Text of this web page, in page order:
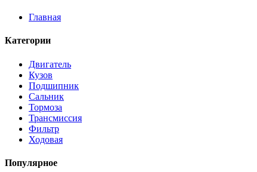
Главная
Категории
Двигатель
Кузов
Подшипник
Сальник
Тормоза
Трансмиссия
Фильтр
Ходовая
Популярное